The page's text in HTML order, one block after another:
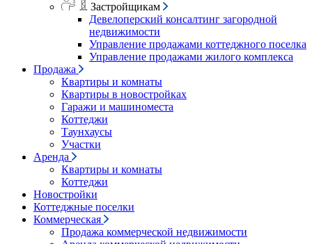
Застройщикам
Девелоперский консалтинг загородной
недвижимости
Управление продажами коттеджного поселка
Управление продажами жилого комплекса
Продажа
Квартиры и комнаты
Квартиры в новостройках
Гаражи и машиноместа
Коттеджи
Таунхаусы
Участки
Аренда
Квартиры и комнаты
Коттеджи
Новостройки
Коттеджные поселки
Коммерческая
Продажа коммерческой недвижимости